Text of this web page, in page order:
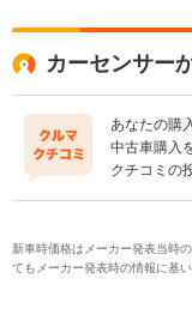
カーセンサー
あなたの購
中古車購入
クチコミの
新車時価格はメーカー発表当時
てもメーカー発表時の情報に基い